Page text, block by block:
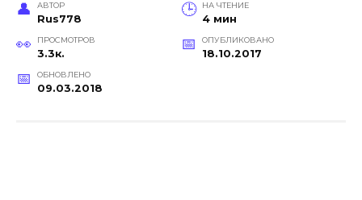
АВТОР
Rus778
НА ЧТЕНИЕ
4 мин
ПРОСМОТРОВ
3.3к.
ОПУБЛИКОВАНО
18.10.2017
ОБНОВЛЕНО
09.03.2018